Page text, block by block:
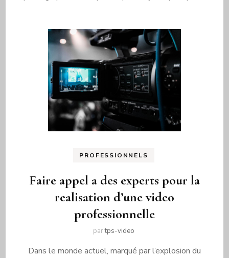
PROFESSIONNELS
Faire appel a des experts pour la
realisation d’une video
professionnelle
partps-video
Dans le monde actuel, marqué par l’explosion du